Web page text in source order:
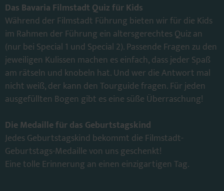
Das Bavaria Filmstadt Quiz für Kids
Während der Filmstadt Führung bieten wir für die Kids
im Rahmen der Führung ein altersgerechtes Quiz an
(nur bei Special 1 und Special 2). Passende Fragen zu den
jeweiligen Kulissen machen es einfach, dass jeder Spaß
am rätseln und knobeln hat. Und wer die Antwort mal
nicht weiß, der kann den Tourguide fragen. Für jeden
ausgefüllten Bogen gibt es eine süße Überraschung!
Die Medaille für das Geburtstagskind
Jedes Geburtstagskind bekommt die Filmstadt-
Geburtstags-Medaille von uns geschenkt!
Eine tolle Erinnerung an einen einzigartigen Tag.